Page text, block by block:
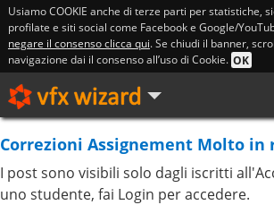
Usiamo COOKIE anche di terze parti per statistiche,
profilate e siti social come Facebook e Google/
negare il consenso clicca qui. Se chiudi il banner,
navigazione dai il consenso all’uso di Cookie. OK
Correzioni Assignement Molto in
I post sono visibili solo dagli iscritti
uno studente, fai Login per accedere.